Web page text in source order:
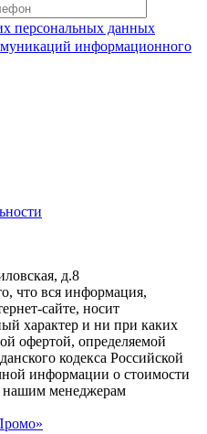
персональных данных
информационного
д.8
что вся информация,
сайте, носит
характер и ни при каких
офертой, определяемой
кодекса Российской
информации о стоимости
нашим менеджерам